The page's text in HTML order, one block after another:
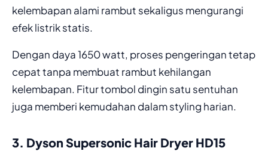
kelembapan alami rambut sekaligus mengurangi
efek listrik statis.
Dengan daya 1650 watt, proses pengeringan tetap
cepat tanpa membuat rambut kehilangan
kelembapan. Fitur tombol dingin satu sentuhan
juga memberi kemudahan dalam styling harian.
3. Dyson Supersonic Hair Dryer HD15